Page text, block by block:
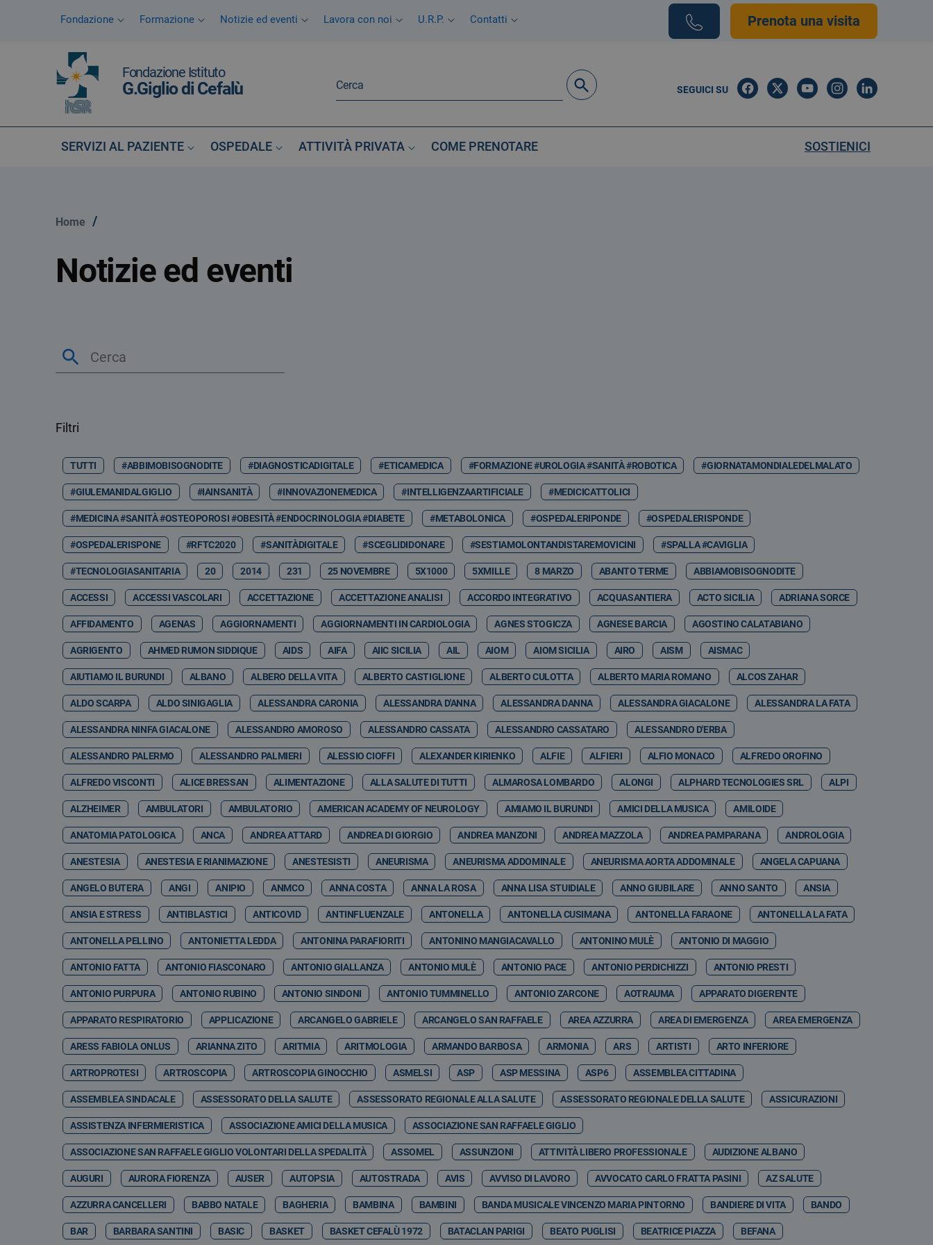
Vai al menu di navigazione
Fondazione Formazione Notizie ed eventi Lavora con noi U.R.P. Contatti Prenota una visita
Fondazione Istituto
G.Giglio di Cefalù SEGUICI SU
SERVIZI AL PAZIENTE OSPEDALE ATTIVITÀ PRIVATA COME PRENOTARE SOSTIENICI
Home /
Notizie ed eventi
Filtri
TUTTI #ABBIMOBISOGNODITE #DIAGNOSTICADIGITALE #ETICAMEDICA #FORMAZIONE #UROLOGIA #SANITÀ #ROBOTICA #GIORNATAMONDIALEDELMALATO
#GIULEMANIDALGIGLIO #IAINSANITÀ #INNOVAZIONEMEDICA #INTELLIGENZAARTIFICIALE #MEDICICATTOLICI
#MEDICINA #SANITÀ #OSTEOPOROSI #OBESITÀ #ENDOCRINOLOGIA #DIABETE #METABOLONICA #OSPEDALERIPONDE #OSPEDALERISPONDE
#OSPEDALERISPONE #RFTC2020 #SANITÀDIGITALE #SCEGLIDIDONARE #SESTIAMOLONTANDISTAREMOVICINI #SPALLA #CAVIGLIA
#TECNOLOGIASANITARIA 20 2014 231 25 NOVEMBRE 5X1000 5XMILLE 8 MARZO ABANTO TERME ABBIAMOBISOGNODITE
ACCESSI ACCESSI VASCOLARI ACCETTAZIONE ACCETTAZIONE ANALISI ACCORDO INTEGRATIVO ACQUASANTIERA ACTO SICILIA ADRIANA SORCE
AFFIDAMENTO AGENAS AGGIORNAMENTI AGGIORNAMENTI IN CARDIOLOGIA AGNES STOGICZA AGNESE BARCIA AGOSTINO CALATABIANO
AGRIGENTO AHMED RUMON SIDDIQUE AIDS AIFA AIIC SICILIA AIL AIOM AIOM SICILIA AIRO AISM AISMAC
AIUTIAMO IL BURUNDI ALBANO ALBERO DELLA VITA ALBERTO CASTIGLIONE ALBERTO CULOTTA ALBERTO MARIA ROMANO ALCOS ZAHAR
ALDO SCARPA ALDO SINIGAGLIA ALESSANDRA CARONIA ALESSANDRA D'ANNA ALESSANDRA DANNA ALESSANDRA GIACALONE ALESSANDRA LA FATA
ALESSANDRA NINFA GIACALONE ALESSANDRO AMOROSO ALESSANDRO CASSATA ALESSANDRO CASSATARO ALESSANDRO D'ERBA
ALESSANDRO PALERMO ALESSANDRO PALMIERI ALESSIO CIOFFI ALEXANDER KIRIENKO ALFIE ALFIERI ALFIO MONACO ALFREDO OROFINO
ALFREDO VISCONTI ALICE BRESSAN ALIMENTAZIONE ALLA SALUTE DI TUTTI ALMAROSA LOMBARDO ALONGI ALPHARD TECNOLOGIES SRL ALPI
ALZHEIMER AMBULATORI AMBULATORIO AMERICAN ACADEMY OF NEUROLOGY AMIAMO IL BURUNDI AMICI DELLA MUSICA AMILOIDE
ANATOMIA PATOLOGICA ANCA ANDREA ATTARD ANDREA DI GIORGIO ANDREA MANZONI ANDREA MAZZOLA ANDREA PAMPARANA ANDROLOGIA
ANESTESIA ANESTESIA E RIANIMAZIONE ANESTESISTI ANEURISMA ANEURISMA ADDOMINALE ANEURISMA AORTA ADDOMINALE ANGELA CAPUANA
ANGELO BUTERA ANGI ANIPIO ANMCO ANNA COSTA ANNA LA ROSA ANNA LISA STUIDIALE ANNO GIUBILARE ANNO SANTO ANSIA
ANSIA E STRESS ANTIBLASTICI ANTICOVID ANTINFLUENZALE ANTONELLA ANTONELLA CUSIMANA ANTONELLA FARAONE ANTONELLA LA FATA
ANTONELLA PELLINO ANTONIETTA LEDDA ANTONINA PARAFIORITI ANTONINO MANGIACAVALLO ANTONINO MULÈ ANTONIO DI MAGGIO
ANTONIO FATTA ANTONIO FIASCONARO ANTONIO GIALLANZA ANTONIO MULÈ ANTONIO PACE ANTONIO PERDICHIZZI ANTONIO PRESTI
ANTONIO PURPURA ANTONIO RUBINO ANTONIO SINDONI ANTONIO TUMMINELLO ANTONIO ZARCONE AOTRAUMA APPARATO DIGERENTE
APPARATO RESPIRATORIO APPLICAZIONE ARCANGELO GABRIELE ARCANGELO SAN RAFFAELE AREA AZZURRA AREA DI EMERGENZA AREA EMERGENZA
ARESS FABIOLA ONLUS ARIANNA ZITO ARITMIA ARITMOLOGIA ARMANDO BARBOSA ARMONIA ARS ARTISTI ARTO INFERIORE
ARTROPROTESI ARTROSCOPIA ARTROSCOPIA GINOCCHIO ASMELSI ASP ASP MESSINA ASP6 ASSEMBLEA CITTADINA
ASSEMBLEA SINDACALE ASSESSORATO DELLA SALUTE ASSESSORATO REGIONALE ALLA SALUTE ASSESSORATO REGIONALE DELLA SALUTE ASSICURAZIONI
ASSISTENZA INFERMIERISTICA ASSOCIAZIONE AMICI DELLA MUSICA ASSOCIAZIONE SAN RAFFAELE GIGLIO
ASSOCIAZIONE SAN RAFFAELE GIGLIO VOLONTARI DELLA SPEDALITÀ ASSOMEL ASSUNZIONI ATTIVITÀ LIBERO PROFESSIONALE AUDIZIONE ALBANO
AUGURI AURORA FIORENZA AUSER AUTOPSIA AUTOSTRADA AVIS AVVISO DI LAVORO AVVOCATO CARLO FRATTA PASINI AZ SALUTE
AZZURRA CANCELLERI BABBO NATALE BAGHERIA BAMBINA BAMBINI BANDA MUSICALE VINCENZO MARIA PINTORNO BANDIERE DI VITA BANDO
BAR BARBARA SANTINI BASIC BASKET BASKET CEFALÙ 1972 BATACLAN PARIGI BEATO PUGLISI BEATRICE PIAZZA BEFANA